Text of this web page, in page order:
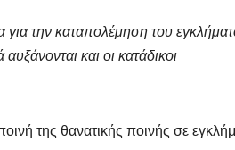
για την καταπολέμηση του
και οι κατάδικοι
της θανατικής ποινής σε
Γλυπτά
Είναι
MACEDONIANET